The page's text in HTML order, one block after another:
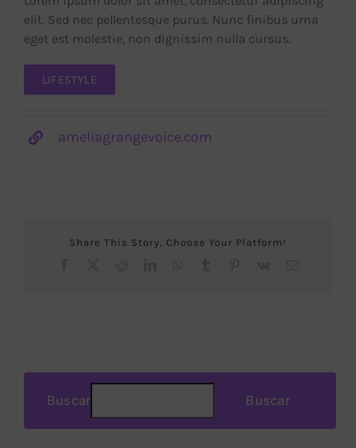
elit. Sed nec pellentesque purus. Nunc finibus urna
eget est molestie, non dignissim nulla cursus.
LIFESTYLE
ameliagrangevoice.com
Share This Story, Choose Your Platform!
Buscar Buscar